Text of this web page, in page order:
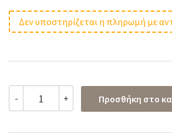
price
251,00 €.
Δεν υποστηρίζεται η πληρωμή με
-
Κρεμανταλάς
No
+ Προσθήκη στο